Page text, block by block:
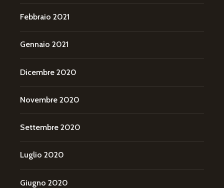
Febbraio 2021
Gennaio 2021
Dicembre 2020
Novembre 2020
Settembre 2020
Luglio 2020
Giugno 2020